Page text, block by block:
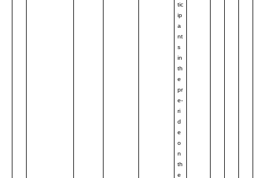
tic
ip
a
nt
s
in
th
e
pr
e-
ri
d
e
o
n
th
e